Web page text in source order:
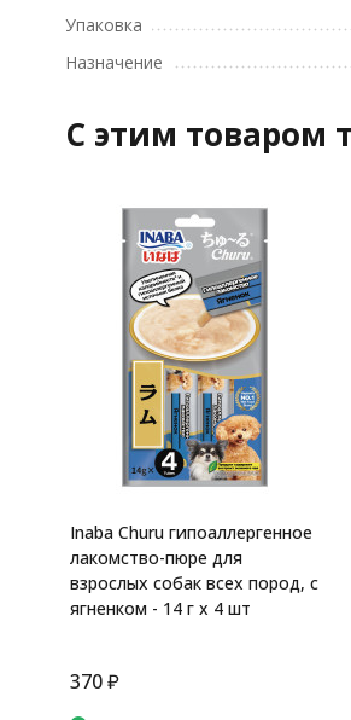
Упаковка
Назначение
C этим товаром
Inaba Churu гипоаллергенное
лакомство-пюре для
взрослых собак всех пород, с
ягненком - 14 г х 4 шт
370 ₽